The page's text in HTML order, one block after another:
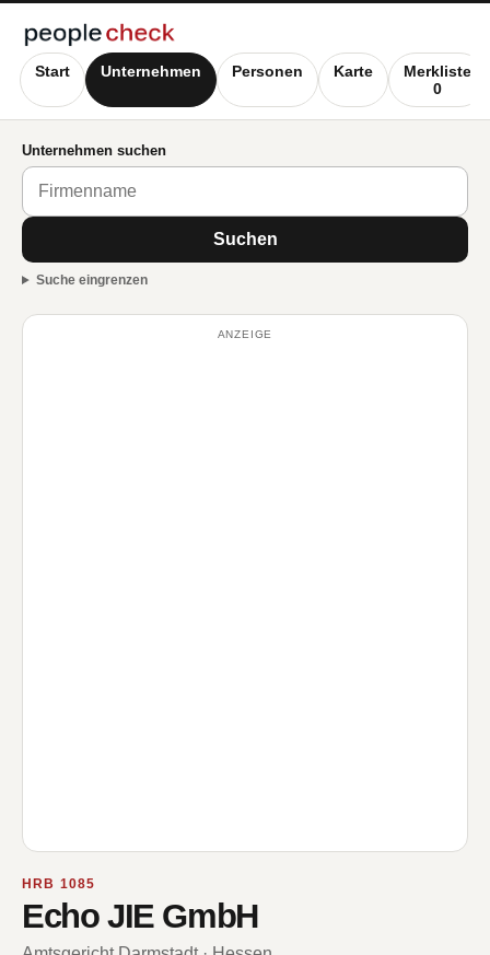
Start Unternehmen Personen Karte
Merkliste
0
Unternehmen suchen
Suchen
Suche eingrenzen
ANZEIGE
HRB 1085
Echo JIE GmbH